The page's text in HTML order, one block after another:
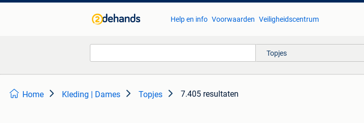
Help en info Voorwaarden Veiligheidscentrum
Topjes
Home Kleding | Dames Topjes 7.405 resultaten